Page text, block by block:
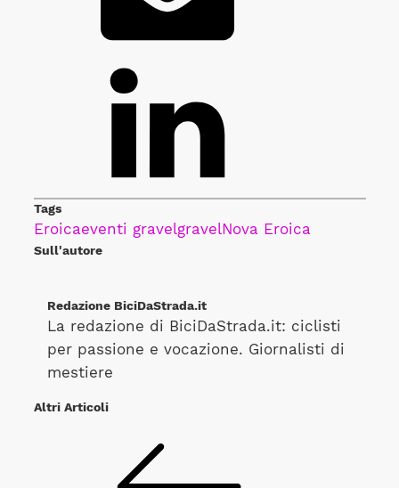
Tags
Eroicaeventi gravelgravelNova Eroica
Sull'autore
Redazione BiciDaStrada.it
La redazione di BiciDaStrada.it: ciclisti
per passione e vocazione. Giornalisti di
mestiere
Altri Articoli